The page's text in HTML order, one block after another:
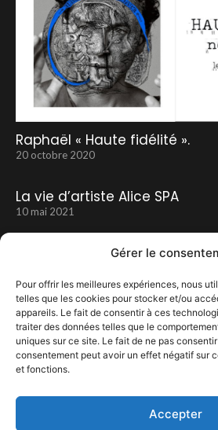
Gérer le
Pour offrir les meilleures expériences, nous
telles que les cookies pour stocker et/ou
appareils. Le fait de consentir à ces
traiter des données telles que le
uniques sur ce site. Le fait de ne pas
consentement peut avoir un effet négatif sur
et fonctions.
Accepter
Raphaël « Haute fidélité ».
20 octobre 2020
La vie d’artiste Alice SPA
10 mai 2021
10 février 2024